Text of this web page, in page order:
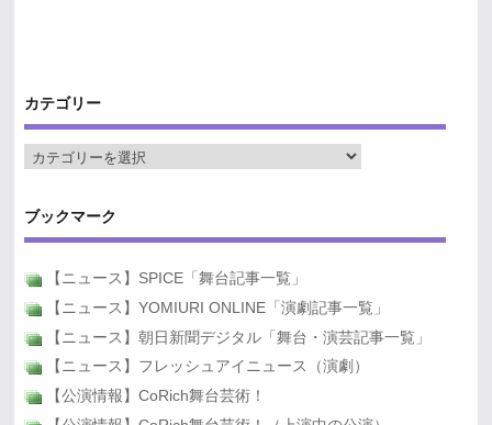
カテゴリー
ブックマーク
【ニュース】SPICE「舞台記事一覧」
【ニュース】YOMIURI ONLINE「演劇記事一覧」
【ニュース】朝日新聞デジタル「舞台・演芸記事一覧」
【ニュース】フレッシュアイニュース（演劇）
【公演情報】CoRich舞台芸術！